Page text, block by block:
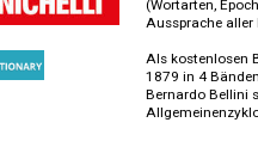
Konsortium Lo Zingarelli
Jährlich